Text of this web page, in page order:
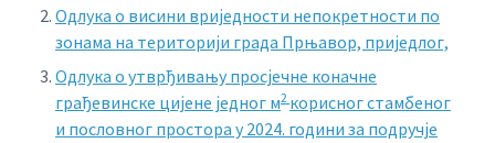
Одлука о висини вриједности непокретности по
зонама на територији града Прњавор, приједлог,
Одлука о утврђивању просјечне коначне
грађевинске цијене једног м2 корисног стамбеног
и пословног простора у 2024. години за подручје